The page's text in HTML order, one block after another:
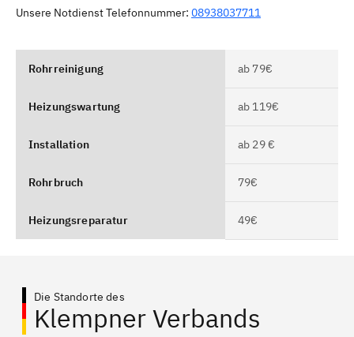
Unsere Notdienst Telefonnummer: 08938037711
Rohrreinigung ab 79€
Heizungswartung ab 119€
Installation ab 29 €
Rohrbruch 79€
Heizungsreparatur 49€
Die Standorte des
Klempner Verbands